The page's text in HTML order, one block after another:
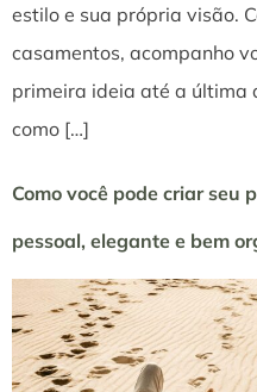
estilo e sua própria visão.
casamentos, acompanho
primeira ideia até a última
como […]
Como você pode criar seu
pessoal, elegante e bem